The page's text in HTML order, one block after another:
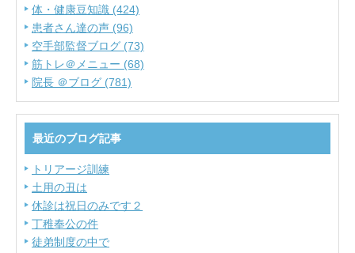
体・健康豆知識 (424)
患者さん達の声 (96)
空手部監督ブログ (73)
筋トレ＠メニュー (68)
院長 ＠ブログ (781)
最近のブログ記事
トリアージ訓練
土用の丑は
休診は祝日のみです２
丁稚奉公の件
徒弟制度の中で